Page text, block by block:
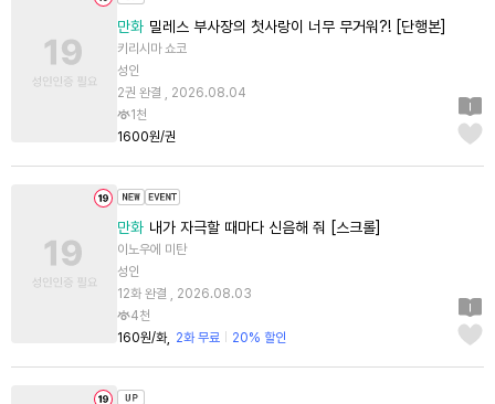
만화 밀레스 부사장의 첫사랑이 너무 무거워?! [단행본]
키리시마 쇼코
성인
2권 완결 , 2026.08.04
1천
1600원/권
만화 내가 자극할 때마다 신음해 줘 [스크롤]
이노우에 미탄
성인
12화 완결 , 2026.08.03
4천
160원/화
2화 무료 20% 할인